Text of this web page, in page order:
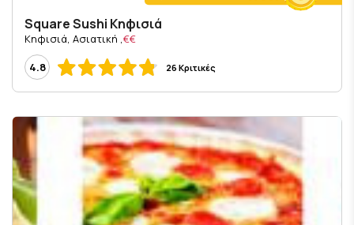
Square Sushi Κηφισιά
€€
, Κηφισιά, Ασιατική
4.8
26 Κριτικές